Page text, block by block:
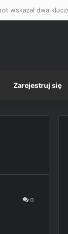
Zarejestruj się
0